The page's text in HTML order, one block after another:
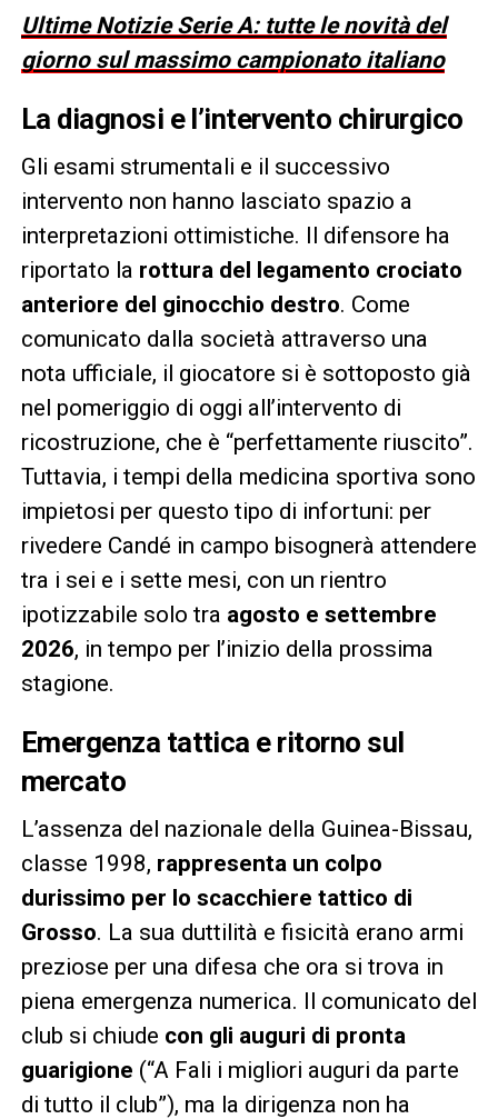
Ultime Notizie Serie A: tutte le novità del
giorno sul massimo campionato italiano
La diagnosi e l’intervento chirurgico
Gli esami strumentali e il successivo
intervento non hanno lasciato spazio a
interpretazioni ottimistiche. Il difensore ha
riportato la rottura del legamento crociato
anteriore del ginocchio destro. Come
comunicato dalla società attraverso una
nota ufficiale, il giocatore si è sottoposto già
nel pomeriggio di oggi all’intervento di
ricostruzione, che è “perfettamente riuscito”.
Tuttavia, i tempi della medicina sportiva sono
impietosi per questo tipo di infortuni: per
rivedere Candé in campo bisognerà attendere
tra i sei e i sette mesi, con un rientro
ipotizzabile solo tra agosto e settembre
2026, in tempo per l’inizio della prossima
stagione.
Emergenza tattica e ritorno sul
mercato
L’assenza del nazionale della Guinea-Bissau,
classe 1998, rappresenta un colpo
durissimo per lo scacchiere tattico di
Grosso. La sua duttilità e fisicità erano armi
preziose per una difesa che ora si trova in
piena emergenza numerica. Il comunicato del
club si chiude con gli auguri di pronta
guarigione (“A Fali i migliori auguri da parte
di tutto il club”), ma la dirigenza non ha